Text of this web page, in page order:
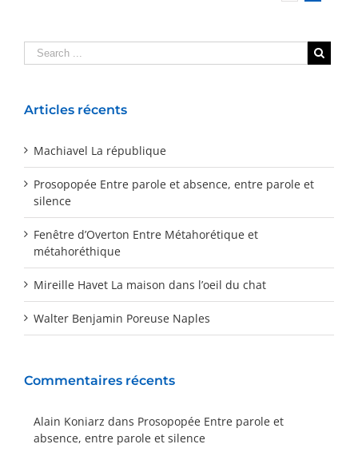
Articles récents
Machiavel La république
Prosopopée Entre parole et absence, entre parole et
silence
Fenêtre d’Overton Entre Métahorétique et
métahoréthique
Mireille Havet La maison dans l’oeil du chat
Walter Benjamin Poreuse Naples
Commentaires récents
Alain Koniarz dans Prosopopée Entre parole et
absence, entre parole et silence